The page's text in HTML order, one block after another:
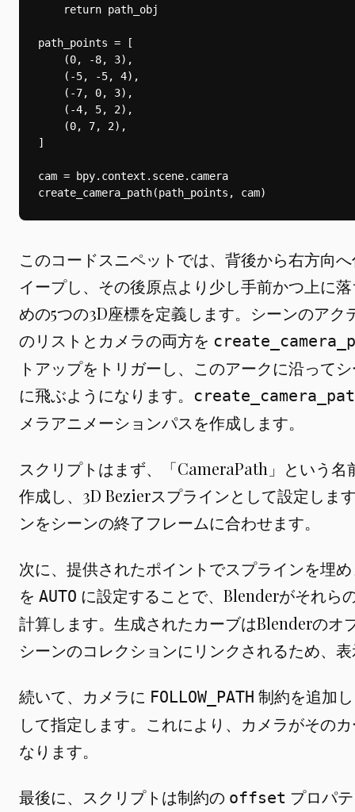
このコードスニペットでは、背後から右方向
イープし、その後原点より少し手前かつ上に
めの5つの3D座標を定義します。シーンのア
のリストとカメラの両方を
トアップをトリガーし、このアークに沿って
に飛ぶようになります。
メラアニメーションパスを作成します。
スクリプトはまず、「CameraPath」という
作成し、3D Bezierスプラインとして設定しま
ンをシーンの終了フレームに合わせます。
次に、提供されたポイントでスプラインを埋
を AUTO に設定することで、Blenderがそれら
計算します。生成されたカーブはBlenderのオ
シーンのコレクションにリンクされるため、
続いて、カメラに FOLLOW_PATH 制約を追加
して指定します。これにより、カメラがその
なります。
最後に、スクリプトは制約の offset プロパ